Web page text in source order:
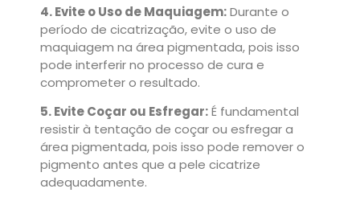
4. Evite o Uso de Maquiagem:Durante o
período de cicatrização, evite o uso de
maquiagem na área pigmentada, pois isso
pode interferir no processo de cura e
comprometer o resultado.
5. Evite Coçar ou Esfregar:É fundamental
resistir à tentação de coçar ou esfregar a
área pigmentada, pois isso pode remover o
pigmento antes que a pele cicatrize
adequadamente.